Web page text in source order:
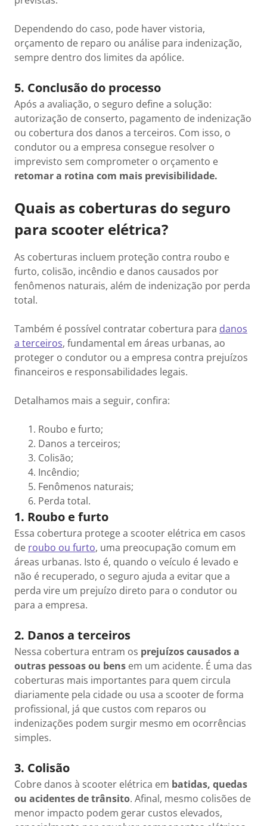
Dependendo do caso, pode haver vistoria,
orçamento de reparo ou análise para indenização,
sempre dentro dos limites da apólice.
5. Conclusão do processo
Após a avaliação, o seguro define a solução:
autorização de conserto, pagamento de indenização
ou cobertura dos danos a terceiros. Com isso, o
condutor ou a empresa consegue resolver o
imprevisto sem comprometer o orçamento e
retomar a rotina com mais previsibilidade.
Quais as coberturas do seguro
para scooter elétrica?
As coberturas incluem proteção contra roubo e
furto, colisão, incêndio e danos causados por
fenômenos naturais, além de indenização por perda
total.
Também é possível contratar cobertura para danos
a terceiros, fundamental em áreas urbanas, ao
proteger o condutor ou a empresa contra prejuízos
financeiros e responsabilidades legais.
Detalhamos mais a seguir, confira:
Roubo e furto;
Danos a terceiros;
Colisão;
Incêndio;
Fenômenos naturais;
Perda total.
1. Roubo e furto
Essa cobertura protege a scooter elétrica em casos
de roubo ou furto, uma preocupação comum em
áreas urbanas. Isto é, quando o veículo é levado e
não é recuperado, o seguro ajuda a evitar que a
perda vire um prejuízo direto para o condutor ou
para a empresa.
2. Danos a terceiros
Nessa cobertura entram os prejuízos causados a
outras pessoas ou bens em um acidente. É uma das
coberturas mais importantes para quem circula
diariamente pela cidade ou usa a scooter de forma
profissional, já que custos com reparos ou
indenizações podem surgir mesmo em ocorrências
simples.
3. Colisão
Cobre danos à scooter elétrica em batidas, quedas
ou acidentes de trânsito. Afinal, mesmo colisões de
menor impacto podem gerar custos elevados,